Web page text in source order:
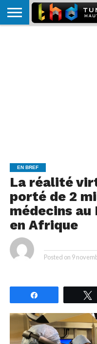
EN BREF
La réalité
porté de 2
médecins
en Afrique
Posted on 9